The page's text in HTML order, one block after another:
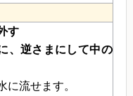
す
、逆さまにして中の
に流せます。